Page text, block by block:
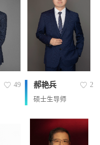
49 郝艳兵 2
硕士生导师